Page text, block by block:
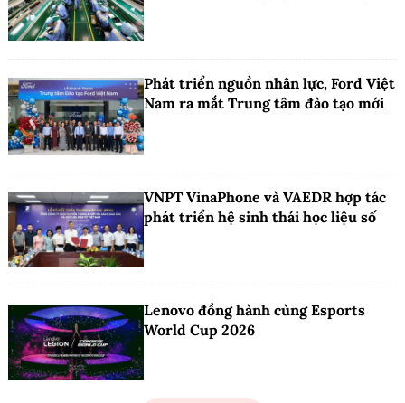
Phát triển nguồn nhân lực, Ford Việt
Nam ra mắt Trung tâm đào tạo mới
VNPT VinaPhone và VAEDR hợp tác
phát triển hệ sinh thái học liệu số
Lenovo đồng hành cùng Esports
World Cup 2026